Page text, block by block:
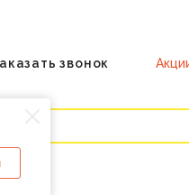
звонок